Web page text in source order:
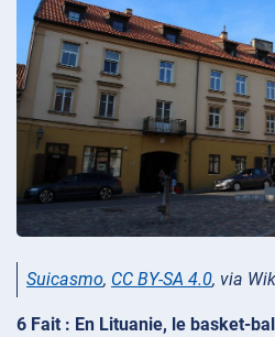
Suicasmo, CC BY-SA 4.0, via
6 Fait : En Lituanie, le basket-